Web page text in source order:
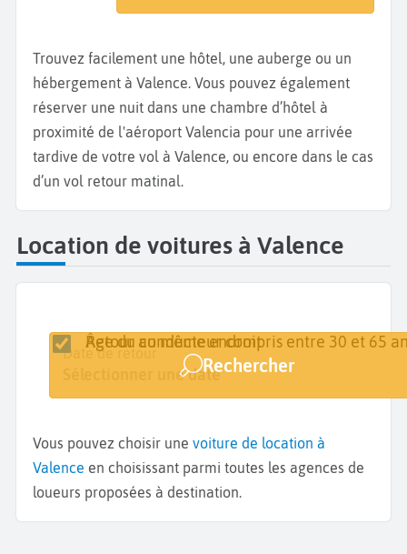
Trouvez facilement une hôtel, une auberge ou un
hébergement à Valence. Vous pouvez également
réserver une nuit dans une chambre d’hôtel à
proximité de l'aéroport Valencia pour une arrivée
tardive de votre vol à Valence, ou encore dans le cas
d’un vol retour matinal.
Location de voitures à Valence
Lieu de retrait
Date de retrait
Sélectionner une date
Date de retour
Sélectionner une date
Retour au même endroit
Âge du conducteur compris entre 30 et 65
Rechercher
Vous pouvez choisir une voiture de location à
Valence en choisissant parmi toutes les agences de
loueurs proposées à destination.